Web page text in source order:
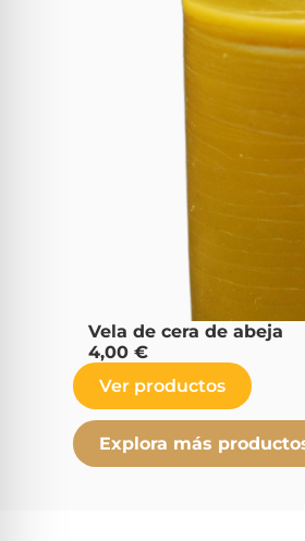
Vela de cera de abeja
4,00€
Ver productos
Explora más